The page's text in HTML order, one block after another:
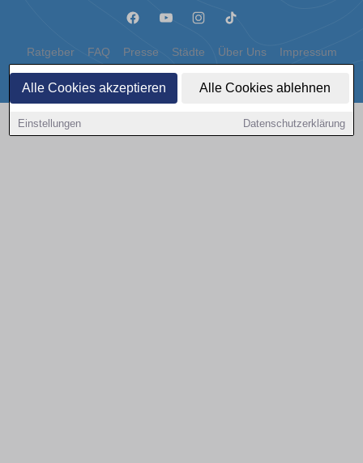
Alle Cookies akzeptieren Alle Cookies ablehnen
Einstellungen Datenschutzerklärung
Ratgeber FAQ Presse Städte Über Uns Impressum
Datenschutz Cookies
Copyright © 2000 - 2026 | 1A Infosysteme GmbH | Content by: 1a-sites-autos